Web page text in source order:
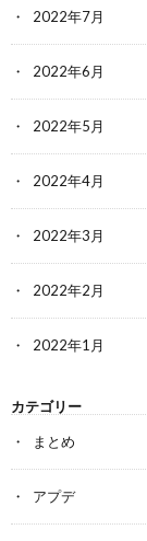
2022年7月
2022年6月
2022年5月
2022年4月
2022年3月
2022年2月
2022年1月
カテゴリー
まとめ
アプデ